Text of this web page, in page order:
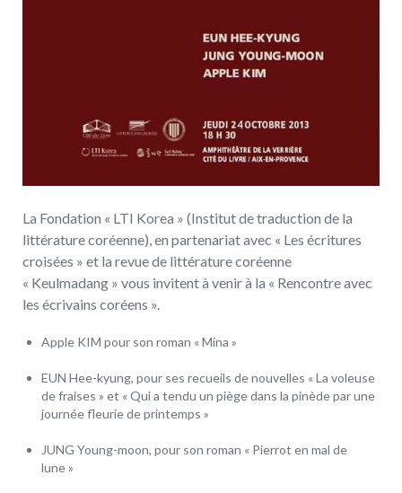
La Fondation « LTI Korea » (Institut de traduction de la
littérature coréenne), en partenariat avec « Les écritures
croisées » et la revue de littérature coréenne
« Keulmadang » vous invitent à venir à la « Rencontre avec
les écrivains coréens ».
Apple KIM pour son roman « Mina »
EUN Hee-kyung, pour ses recueils de nouvelles « La voleuse
de fraises » et « Qui a tendu un piège dans la pinède par une
journée fleurie de printemps »
JUNG Young-moon, pour son roman « Pierrot en mal de
lune »